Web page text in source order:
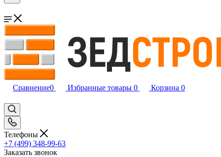
Сравнение0 Избранные товары 0 Корзина 0
Телефоны
+7 (499) 348-99-63
Заказать звонок